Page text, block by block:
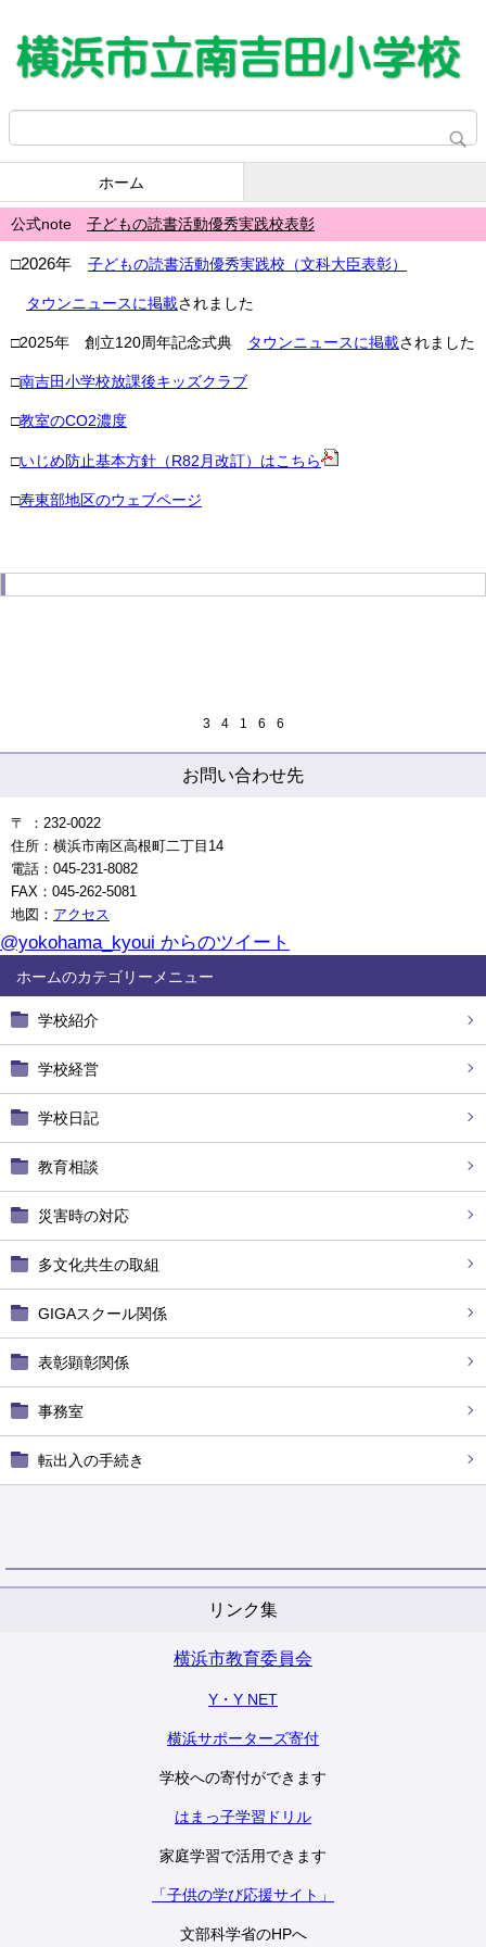
ホーム
ホーム
学校紹介
学校経営
学校日記
教育相談
災害時の対応
多文化共生の取組
GIGAスクール関係
表彰顕彰関係
事務室
転出入の手続き
リンク集
横浜市教育委員会
Y・Y NET
横浜サポーターズ寄付
学校への寄付ができます
はまっ子学習ドリル
家庭学習で活用できます
「子供の学び応援サイト」
文部科学省のHPへ
公式note 子どもの読書活動優秀実践校表彰
□2026年 子どもの読書活動優秀実践校（文科大臣表彰）
タウンニュースに掲載されました
□2025年 創立120周年記念式典 タウンニュースに掲載されました
□南吉田小学校放課後キッズクラブ
□教室のCO2濃度
□いじめ防止基本方針（R82月改訂）はこちら
□寿東部地区のウェブページ
3 4 1 6 6
お問い合わせ先
〒 ：232-0022
住所：横浜市南区高根町二丁目14
電話：045-231-8082
FAX：045-262-5081
地図： アクセス
@yokohama_kyoui からのツイート